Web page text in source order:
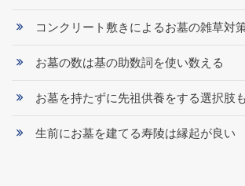
コンクリート敷きによるお墓の雑草対
お墓の数は基の助数詞を使い数える
お墓を持たずに先祖供養をする選択肢も
生前にお墓を建てる寿陵は縁起が良い